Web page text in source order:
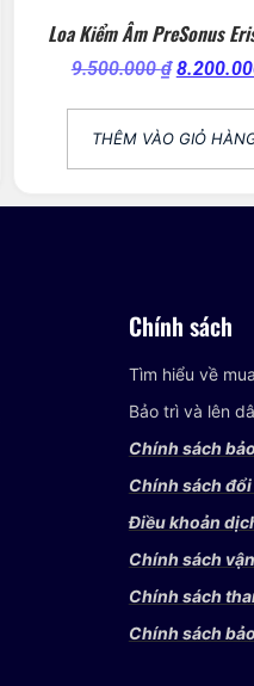
Loa Kiểm Âm PreSonus
9.500.000₫
THÊM VÀO GIỎ
Chính sách
Tìm hiểu về
Bảo trì và lên
Chính sách
Chính sách
Điều khoản
Chính sách
Chính sách
Chính sách